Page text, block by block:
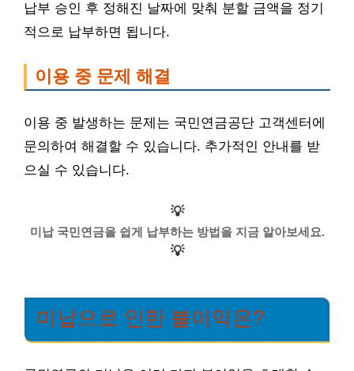
납부 승인 후 정해진 날짜에 맞춰 분할 금액을 정기
적으로 납부하면 됩니다.
이용 중 문제 해결
이용 중 발생하는 문제는 국민연금공단 고객센터에
문의하여 해결할 수 있습니다. 추가적인 안내를 받
으실 수 있습니다.
💡
미납 국민연금을 쉽게 납부하는 방법을 지금 알아보세요.
💡
미납으로 인한 불이익은?